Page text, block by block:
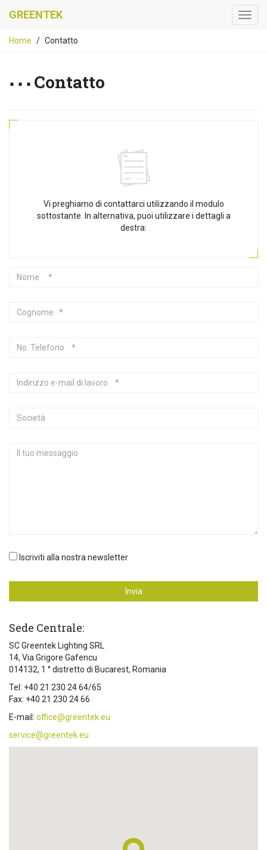
GREENTEK
Home Contatto
Contatto
Vi preghiamo di contattarci utilizzando il modulo
sottostante. In alternativa, puoi utilizzare i dettagli a
destra:
Nome
Cognome
No.
Indirizzo
Società
Iscriviti alla nostra newsletter
Invia
Sede Centrale:
SC Greentek Lighting SRL
14, Via Grigore Gafencu
014132, 1 ° distretto di Bucarest, Romania
Tel: +40 21 230 24 64/65
Fax: +40 21 230 24 66
E-mail: office@greentek.eu
service@greentek.eu